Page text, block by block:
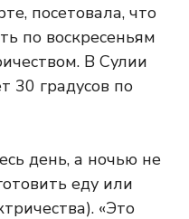
посетовала, что
по воскресеньям
В Сулии
30 градусов по
день, а ночью не
еду или
«Это